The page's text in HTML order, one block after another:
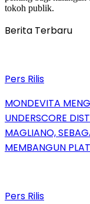
tokoh publik.
Berita Terbaru
Pers Rilis
MONDEVITA
UNDERSCORE
MAGLIANO,
MEMBANGUN
Pers Rilis